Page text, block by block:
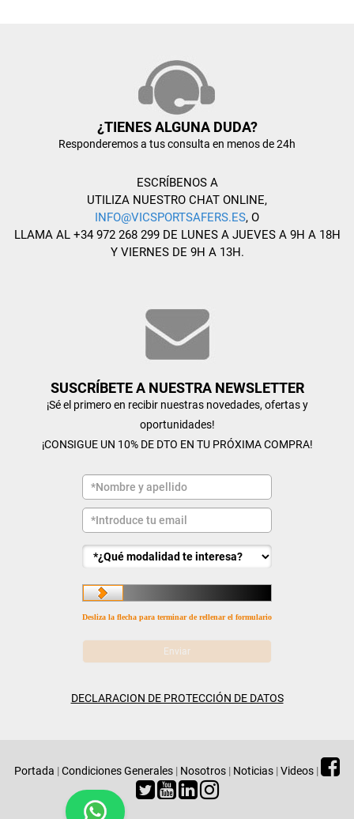
¿TIENES ALGUNA DUDA?
Responderemos a tus consulta en menos de 24h
ESCRÍBENOS A
UTILIZA NUESTRO CHAT ONLINE,
INFO@VICSPORTSAFERS.ES, O
LLAMA AL +34 972 268 299 DE LUNES A JUEVES A 9H A 18H
Y VIERNES DE 9H A 13H.
SUSCRÍBETE A NUESTRA NEWSLETTER
¡Sé el primero en recibir nuestras novedades, ofertas y
oportunidades!
¡CONSIGUE UN 10% DE DTO EN TU PRÓXIMA COMPRA!
Desliza la flecha para terminar de rellenar el formulario
DECLARACION DE PROTECCIÓN DE DATOS
Portada |Condiciones Generales | Nosotros | Noticias |Videos |